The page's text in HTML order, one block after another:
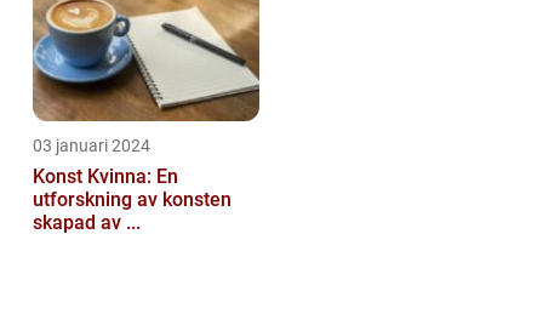
03 januari 2024
Konst Kvinna: En
utforskning av konsten
skapad av ...